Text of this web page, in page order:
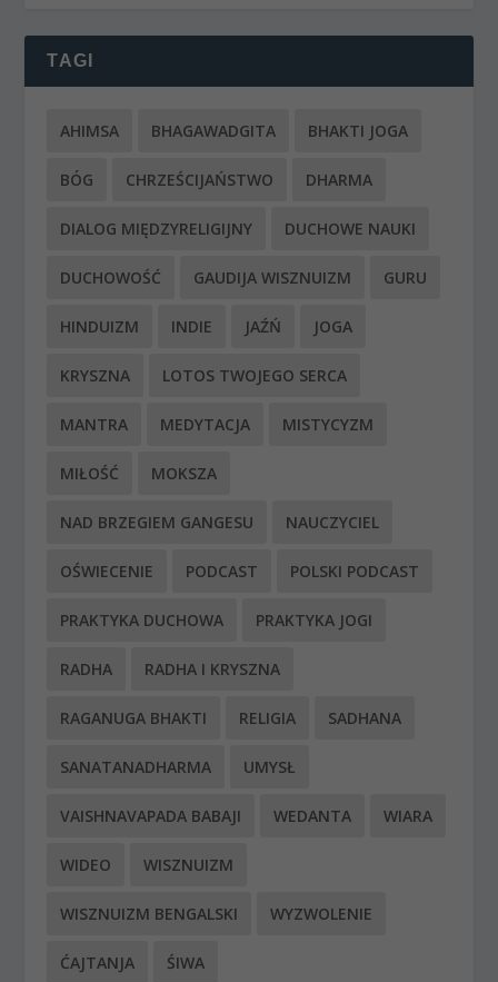
TAGI
AHIMSA BHAGAWADGITA BHAKTI JOGA
BÓG CHRZEŚCIJAŃSTWO DHARMA
DIALOG MIĘDZYRELIGIJNY DUCHOWE NAUKI
DUCHOWOŚĆ GAUDIJA WISZNUIZM GURU
HINDUIZM INDIE JAŹŃ JOGA
KRYSZNA LOTOS TWOJEGO SERCA
MANTRA MEDYTACJA MISTYCYZM
MIŁOŚĆ MOKSZA
NAD BRZEGIEM GANGESU NAUCZYCIEL
OŚWIECENIE PODCAST POLSKI PODCAST
PRAKTYKA DUCHOWA PRAKTYKA JOGI
RADHA RADHA I KRYSZNA
RAGANUGA BHAKTI RELIGIA SADHANA
SANATANADHARMA UMYSŁ
VAISHNAVAPADA BABAJI WEDANTA WIARA
WIDEO WISZNUIZM
WISZNUIZM BENGALSKI WYZWOLENIE
ĆAJTANJA ŚIWA